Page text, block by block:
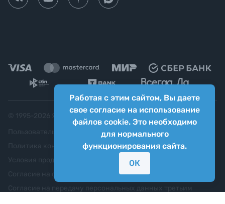
Работая с этим сайтом, Вы даете
свое согласие на использование
файлов cookie. Это необходимо
для нормального
функционирования сайта.
ОК
Яркий фотомаркет ("Яркий Мир")
Пользовательское соглашение
Политика конфиденциальности
Согласие на обработку персональных данных
Согласие на передачу персональных данных третьим